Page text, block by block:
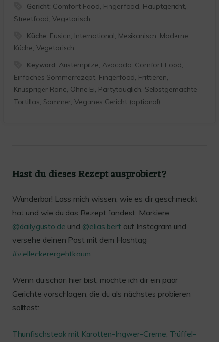
Gericht: Comfort Food, Fingerfood, Hauptgericht,
Streetfood, Vegetarisch
Küche: Fusion, International, Mexikanisch, Moderne
Küche, Vegetarisch
Keyword:Austernpilze, Avocado, Comfort Food,
Einfaches Sommerrezept, Fingerfood, Frittieren,
Knuspriger Rand, Ohne Ei, Partytauglich, Selbstgemachte
Tortillas, Sommer, Veganes Gericht (optional)
Hast du dieses Rezept ausprobiert?
Wunderbar! Lass mich wissen, wie es dir geschmeckt
hat und wie du das Rezept fandest. Markiere
@dailygusto.de und @elias.bert auf Instagram und
versehe deinen Post mit dem Hashtag
#vielleckerergehtkaum.
Wenn du schon hier bist, möchte ich dir ein paar
Gerichte vorschlagen, die du als nächstes probieren
solltest:
Thunfischsteak mit Karotten-Ingwer-Creme, Trüffel-